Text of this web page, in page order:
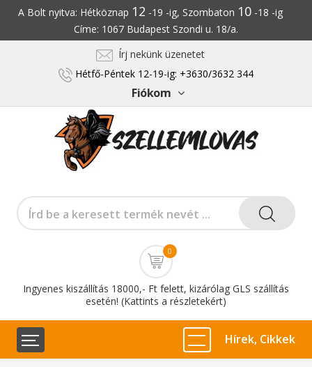
A Bolt nyitva: Hétköznap 12 -19 -ig, Szombaton 10-18 -ig
Címe: 1067 Budapest Szondi u. 18/a.
Írj nekünk üzenetet
Hétfő-Péntek 12-19-ig: +3630/3632 344
Fiókom
0
Ingyenes kiszállítás 18000,- Ft felett, kizárólag GLS szállítás
esetén! (Kattints a részletekért)
Hírek, Cikkek